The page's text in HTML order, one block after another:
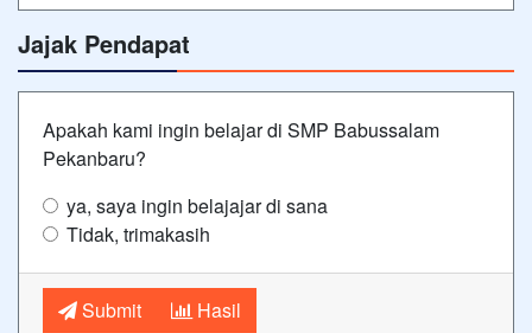
Jajak Pendapat
Apakah kami ingin belajar di SMP Babussalam
Pekanbaru?
ya, saya ingin belajajar di sana
Tidak, trimakasih
Submit Hasil